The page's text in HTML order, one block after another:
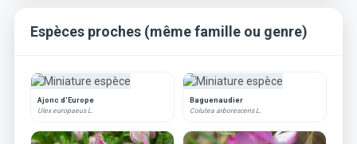
Espèces proches (même famille ou genre)
Ajonc d'Europe
Ulex europaeus L.
Baguenaudier
Colutea arborescens L.